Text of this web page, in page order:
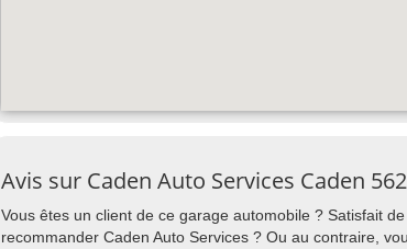
Avis sur Caden Auto Services Caden
Vous êtes un client de ce garage automobile ? Satisfait
recommander Caden Auto Services ? Ou au contraire,